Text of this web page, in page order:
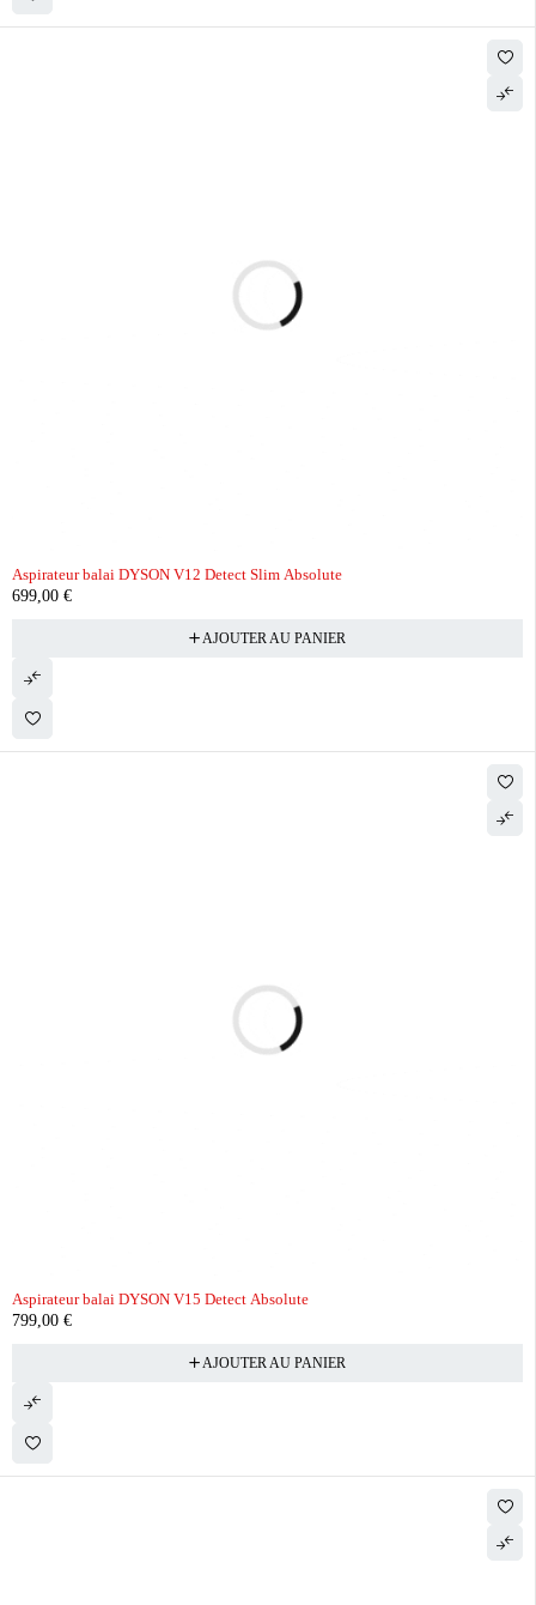
Aspirateur balai DYSON V12 Detect Slim Absolute
699,00 €
AJOUTER AU PANIER
Aspirateur balai DYSON V15 Detect Absolute
799,00 €
AJOUTER AU PANIER